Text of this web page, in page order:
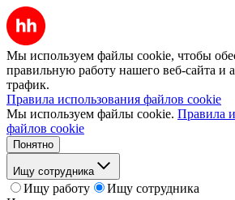
Мы используем файлы cookie, чтобы
правильную работу нашего веб-сайта и
трафик.
Правила использования файлов cookie
Мы используем файлы cookie. Правила
файлов cookie
Понятно
Ищу сотрудника
Ищу работу
Ищу сотрудника